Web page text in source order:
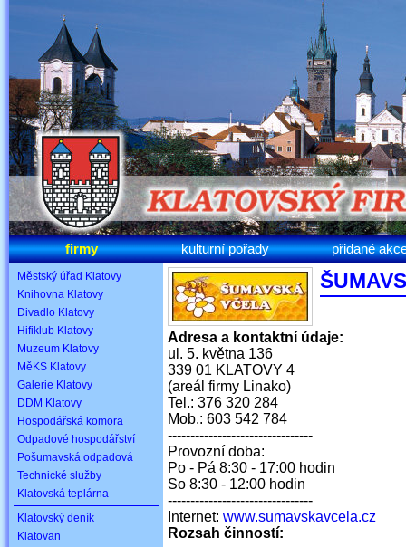
firmy kulturní pořady přidané
Městský úřad Klatovy
Knihovna Klatovy
Divadlo Klatovy
Hifiklub Klatovy
Muzeum Klatovy
MěKS Klatovy
Galerie Klatovy
DDM Klatovy
Hospodářská komora
Odpadové hospodářství
Pošumavská odpadová
Technické služby
Klatovská teplárna
Klatovský deník
Klatovan
Adresa a kontaktní údaje:
ul. 5. května 136
339 01 KLATOVY 4
(areál firmy Linako)
Tel.: 376 320 284
Mob.: 603 542 784
--------------------------------
Provozní doba:
Po - Pá 8:30 - 17:00 hodin
So 8:30 - 12:00 hodin
--------------------------------
Internet: www.sumavskavcela.cz
Rozsah činností: